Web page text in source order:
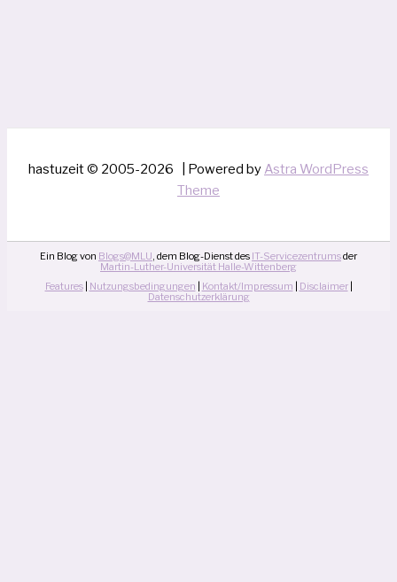
hastuzeit © 2005-2026 | Powered by Astra WordPress
Theme
Ein Blog von Blogs@MLU, dem Blog-Dienst des IT-Servicezentrumsder
Martin-Luther-Universität Halle-Wittenberg
Features| Nutzungsbedingungen Kontakt/Impressum Disclaimer|
Datenschutzerklärung